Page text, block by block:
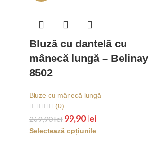
Bluză cu dantelă cu
mânecă lungă – Belinay
8502
Bluze cu mânecă lungă
(0)
269,90lei 99,90lei
Selectează opțiunile